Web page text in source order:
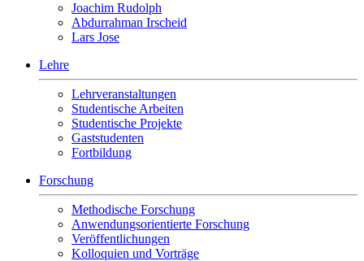
Joachim Rudolph
Abdurrahman Irscheid
Lars Jose
Lehre
Lehrveranstaltungen
Studentische Arbeiten
Studentische Projekte
Gaststudenten
Fortbildung
Forschung
Methodische Forschung
Anwendungsorientierte Forschung
Veröffentlichungen
Kolloquien und Vorträge